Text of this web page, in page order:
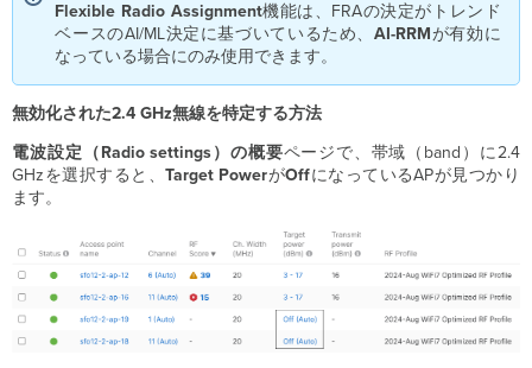
Flexible Radio Assignment機能は、FRAの決定がトレンド
ベースのAI/ML決定に基づいているため、AI-RRMが有効に
なっている場合にのみ使用できます。
無効化された2.4 GHz無線を特定する方法
電波設定（Radio settings）の概要ページで、帯域（band）に2.4
GHzを選択すると、 Target PowerがOffになっているAPが見つかり
ます。